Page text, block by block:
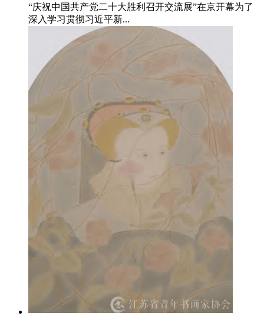
“庆祝中国共产党二十大胜利召开交流展”在京开幕为了
深入学习贯彻习近平新...